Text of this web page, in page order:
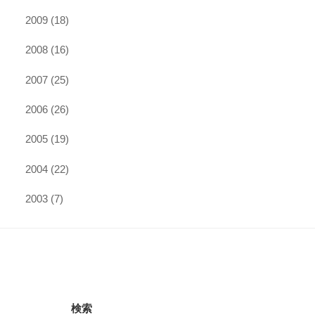
2009 (18)
2008 (16)
2007 (25)
2006 (26)
2005 (19)
2004 (22)
2003 (7)
検索